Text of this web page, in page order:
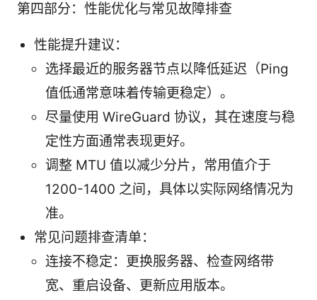
第四部分：性能优化与常见故障排查
性能提升建议：
选择最近的服务器节点以降低延迟（Ping
值低通常意味着传输更稳定）。
尽量使用 WireGuard 协议，其在速度与稳
定性方面通常表现更好。
调整 MTU 值以减少分片，常用值介于
1200-1400 之间，具体以实际网络情况为
准。
常见问题排查清单：
连接不稳定：更换服务器、检查网络带
宽、重启设备、更新应用版本。